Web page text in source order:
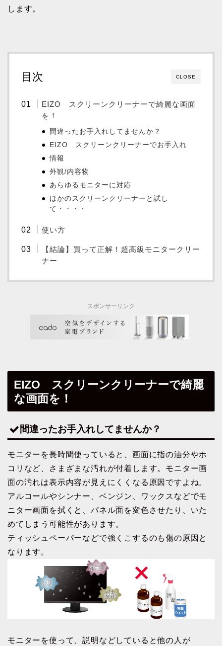
します。
CLOSE
目次
EIZO スクリーンクリーナーで綺麗な画面
を！
間違ったお手入れしてませんか？
EIZO スクリーンクリーナーでお手入れ
情報
外観/内容物
あらゆるモニターに対応
ほかのスクリーンクリーナーと試し
て・・・・
使い方
【結論】買って正解！超高級モニタークリー
ナー
スポンサーリンク
EIZO スクリーンクリーナーで綺麗
な画面を！
間違ったお手入れしてませんか？
モニターを長時間使っていると、画面に指の油分やホ
コリなど、さまざまな汚れが付着します。モニター画
面の汚れは表示内容が見えにくくなる原因ですよね。
アルコールやシンナー、ベンジン、ワックスなどでモ
ニター画面を拭くと、パネル面を変色させたり、いた
めてしまう可能性があります。
ティッシュペーパーなどで強くこするのも傷の原因と
なります。
モニターを使って、説明などしていると他の人が